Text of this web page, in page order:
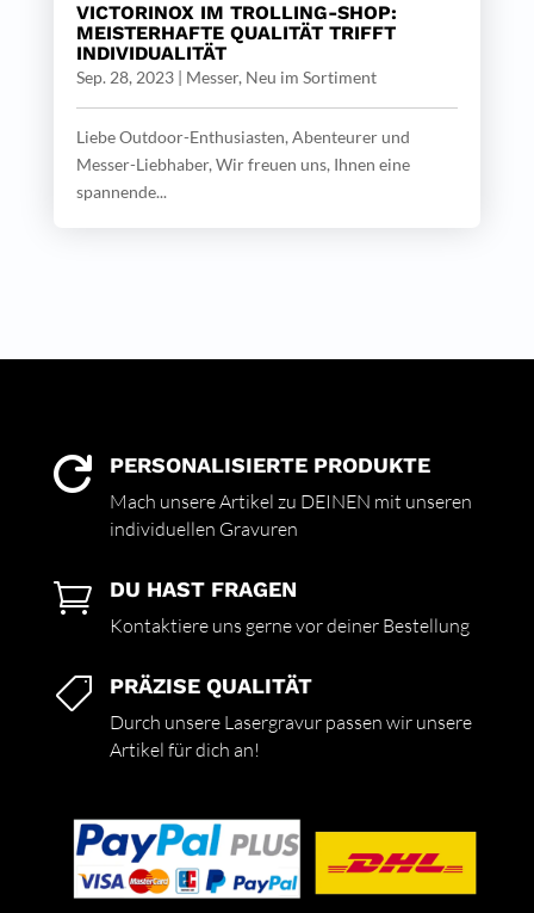
VICTORINOX IM TROLLING-SHOP:
MEISTERHAFTE QUALITÄT TRIFFT
INDIVIDUALITÄT
Sep. 28, 2023| Messer, Neu im Sortiment
Liebe Outdoor-Enthusiasten, Abenteurer und
Messer-Liebhaber, Wir freuen uns, Ihnen eine
spannende...
 PERSONALISIERTE PRODUKTE
Mach unsere Artikel zu DEINEN mit unseren
individuellen Gravuren
 DU HAST FRAGEN
Kontaktiere uns gerne vor deiner Bestellung
 PRÄZISE QUALITÄT
Durch unsere Lasergravur passen wir unsere
Artikel für dich an!